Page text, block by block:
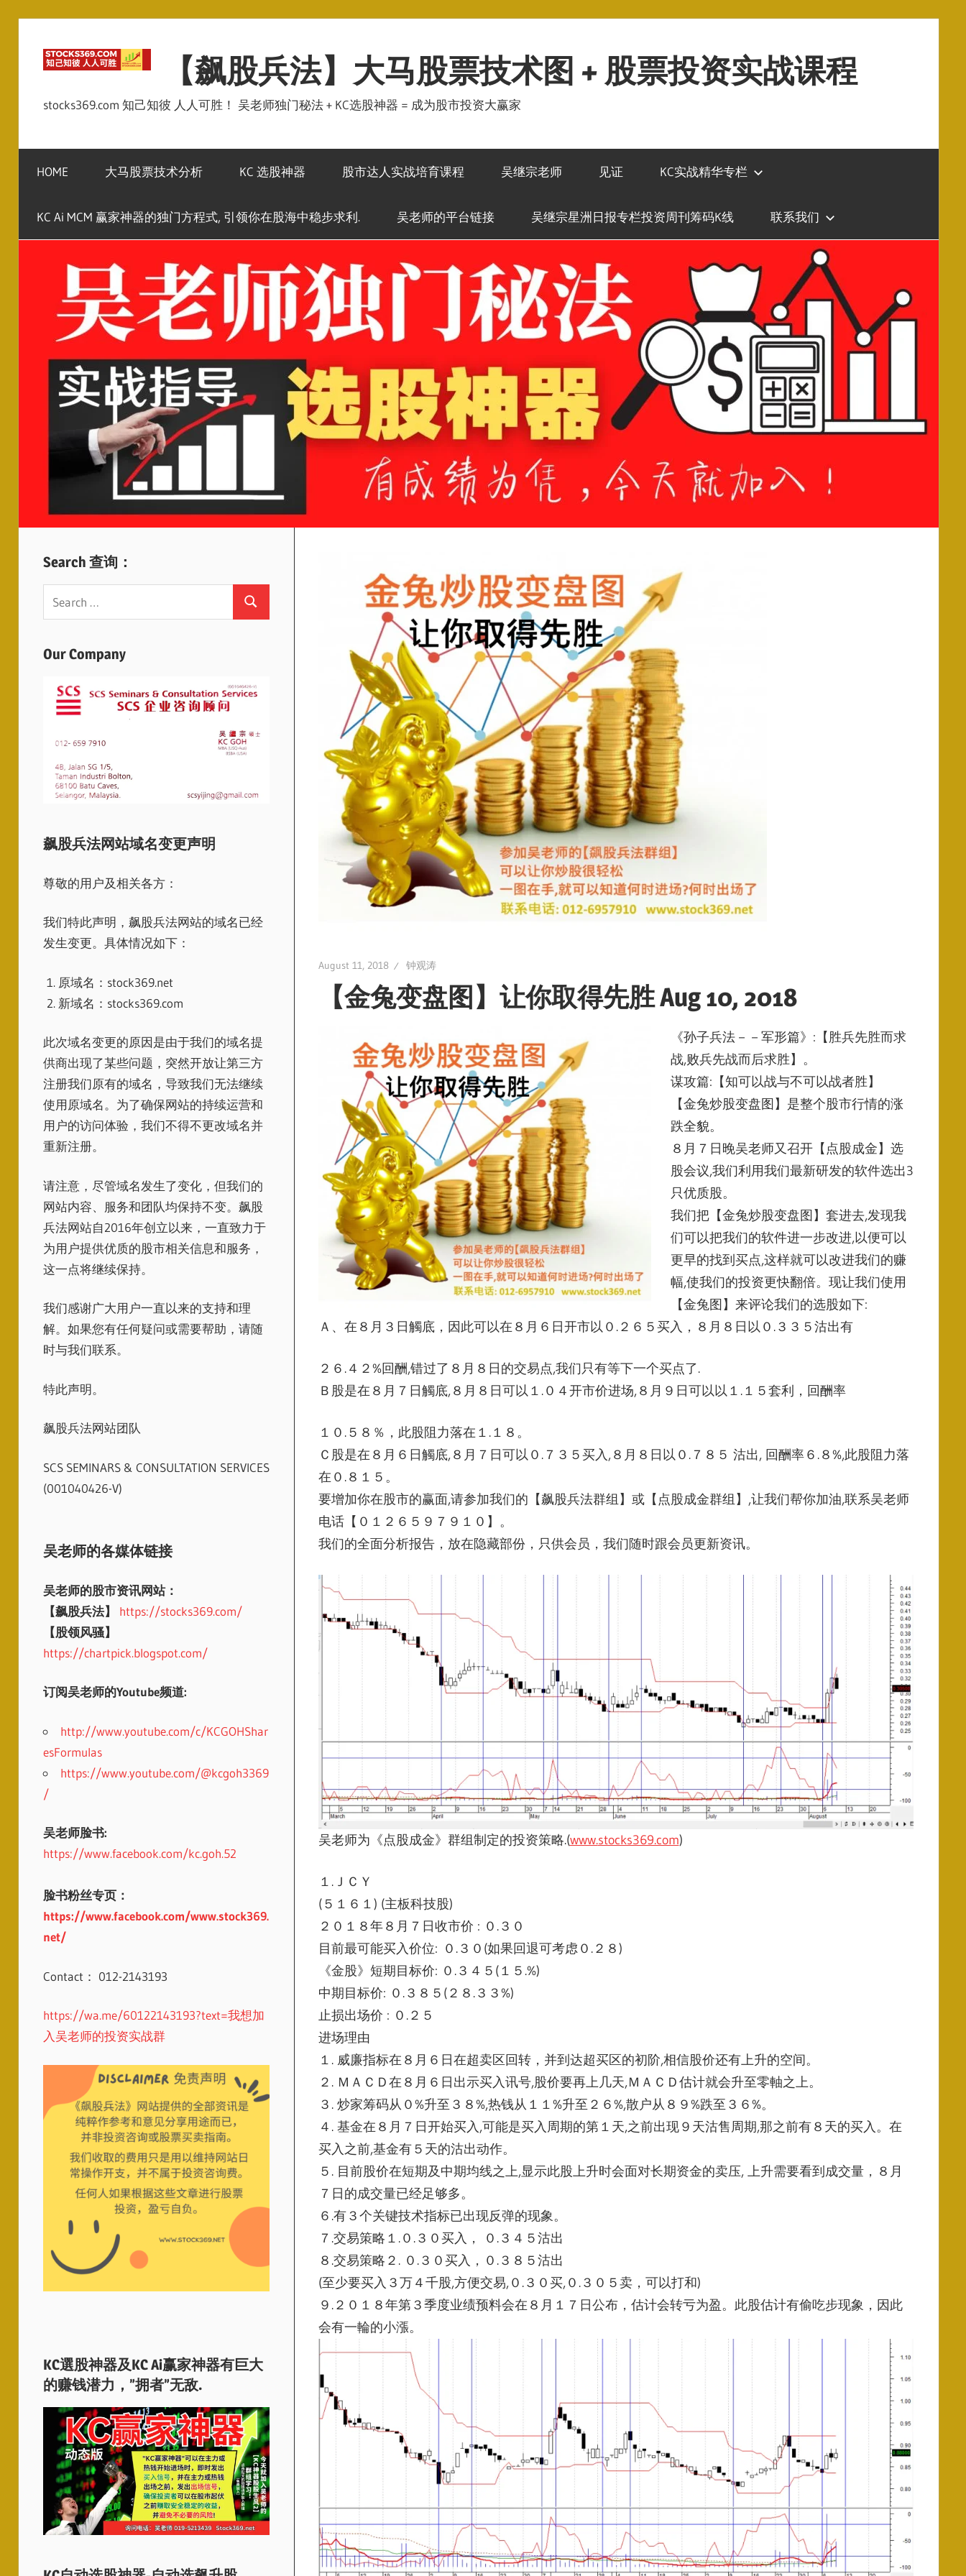
content
【飙股兵法】大马股票技术图 + 股票投资实战课程
stocks369.com 知己知彼 人人可胜！ 吴老师独门秘法 + KC选股神器 = 成为股市投资大赢家
HOME 大马股票技术分析 KC 选股神器 股市达人实战培育课程 吴继宗老师 见证 KC实战精华专栏
KC Ai MCM 赢家神器的独门方程式, 引领你在股海中稳步求利. 吴老师的平台链接 吴继宗星洲日报专栏投资周刊筹码K线 联系我们
August 11, 2018 钟观涛
【金兔变盘图】让你取得先胜 Aug 10, 2018
《孙子兵法－－军形篇》:【胜兵先胜而求
战,败兵先战而后求胜】。
谋攻篇:【知可以战与不可以战者胜】
【金兔炒股变盘图】是整个股市行情的涨
跌全貌。
８月７日晚吴老师又召开【点股成金】选
股会议,我们利用我们最新研发的软件选出3
只优质股。
我们把【金兔炒股变盘图】套进去,发现我
们可以把我们的软件进一步改进,以便可以
更早的找到买点,这样就可以改进我们的赚
幅,使我们的投资更快翻倍。 现让我们使用
【金兔图】来评论我们的选股如下:
Ａ、在８月３日觸底，因此可以在８月６日开市以０.２６５买入，８月８日以０.３３５沽出有
２６.４２%回酬,错过了８月８日的交易点,我们只有等下一个买点了.
Ｂ股是在８月７日觸底,８月８日可以１.０４开市价进场,８月９日可以以１.１５套利，回酬率
１０.５８％， 此股阻力落在１.１８。
Ｃ股是在８月６日觸底,８月７日可以０.７３５买入,８月８日以０.７８５ 沽出, 回酬率６.８%,此股阻力落
在０.８１５。
要增加你在股市的赢面,请参加我们的【飙股兵法群组】或【点股成金群组】,让我们帮你加油,联系吴老师
电话【０１２６５９７９１０】。
我们的全面分析报告，放在隐藏部份，只供会员， 我们随时跟会员更新资讯。
吴老师为《点股成金》群组制定的投资策略.(www.stocks369.com)
１.ＪＣＹ
(５１６１) (主板科技股)
２０１８年８月７日收市价 : ０.３０
目前最可能买入价位: ０.３０(如果回退可考虑０.２８)
《金股》短期目标价: ０.３４５(１５.%)
中期目标价: ０.３８５(２８.３３%)
止损出场价 : ０.２５
进场理由
１. 威廉指标在８月６日在超卖区回转，并到达超买区的初阶,相信股价还有上升的空间。
２. ＭＡＣＤ在８月６日出示买入讯号,股价要再上几天,ＭＡＣＤ估计就会升至零軸之上。
３. 炒家筹码从０%升至３８%,热钱从１１%升至２６%,散户从８９%跌至３６%。
４. 基金在８月７日开始买入,可能是买入周期的第１天,之前出现９天沽售周期,那之前有８天的买入。在
买入之前,基金有５天的沽出动作。
５. 目前股价在短期及中期均线之上,显示此股上升时会面对长期资金的卖压, 上升需要看到成交量，８月
７日的成交量已经足够多。
６.有３个关键技术指标已出现反弹的现象。
７.交易策略１.０.３０买入， ０.３４５沽出
８.交易策略２. ０.３０买入，０.３８５沽出
(至少要买入３万４千股,方便交易,０.３０买,０.３０５卖， 可以打和)
９.２０１８年第３季度业绩预料会在８月１７日公布， 估计会转亏为盈。此股估计有偷吃步现象，因此
会有一輪的小漲。
Search 查询：
Search
Our Company
飙股兵法网站域名变更声明
尊敬的用户及相关各方：
我们特此声明，飙股兵法网站的域名已经
发生变更。具体情况如下：
原域名：stock369.net
新域名：stocks369.com
此次域名变更的原因是由于我们的域名提
供商出现了某些问题，突然开放让第三方
注册我们原有的域名，导致我们无法继续
使用原域名。为了确保网站的持续运营和
用户的访问体验，我们不得不更改域名并
重新注册。
请注意，尽管域名发生了变化，但我们的
网站内容、服务和团队均保持不变。飙股
兵法网站自2016年创立以来，一直致力于
为用户提供优质的股市相关信息和服务，
这一点将继续保持。
我们感谢广大用户一直以来的支持和理
解。如果您有任何疑问或需要帮助，请随
时与我们联系。
特此声明。
飙股兵法网站团队
SCS SEMINARS & CONSULTATION SERVICES
(001040426-V)
吴老师的各媒体链接
吴老师的股市资讯网站：
【飙股兵法】
https://stocks369.com/
【股领风骚】
https://chartpick.blogspot.com/
订阅吴老师的Youtube频道:
http://www.youtube.com/c/KCGOHShar
esFormulas
https://www.youtube.com/@kcgoh3369
/
吴老师脸书:
https://www.facebook.com/kc.goh.52
脸书粉丝专页：
https://www.facebook.com/www.stock369.
net/
Contact： 012-2143193
https://wa.me/60122143193?text=我想加
入吴老师的投资实战群
KC選股神器及KC Ai赢家神器有巨大
的赚钱潜力，”拥者”无敌.